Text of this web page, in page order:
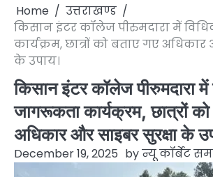
Home
उत्तराखण्ड
किसान इंटर कॉलेज पीरुमदारा में
कार्यक्रम, छात्रों को बताए गए अधिकार
के उपाय।
किसान इंटर कॉलेज पीरुमदारा में
जागरूकता कार्यक्रम, छात्रों को
अधिकार और साइबर सुरक्षा के
December 19, 2025 byन्यू कॉर्बेट